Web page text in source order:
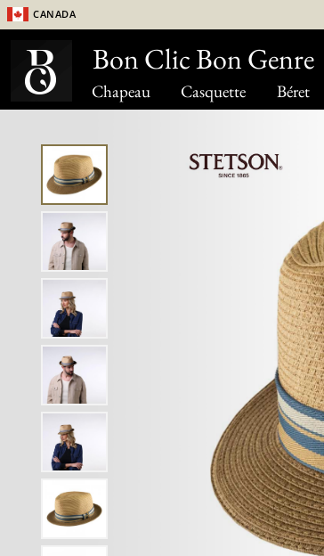
Chapeau Casquette Béret
Canada
Bon Clic Bon Genre